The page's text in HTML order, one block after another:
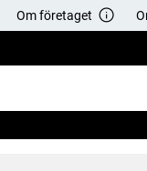
Om företaget